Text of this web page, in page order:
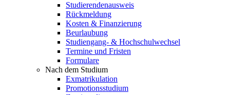
Studierendenausweis
Rückmeldung
Kosten & Finanzierung
Beurlaubung
Studiengang- & Hochschulwechsel
Termine und Fristen
Formulare
Nach dem Studium
Exmatrikulation
Promotionsstudium